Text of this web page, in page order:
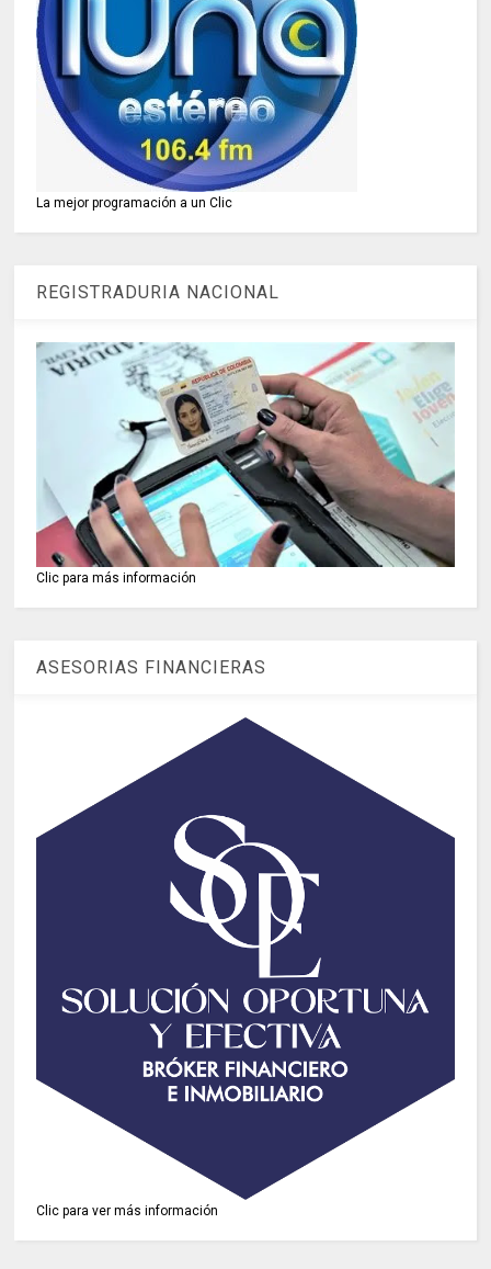
La mejor programación a un Clic
REGISTRADURIA NACIONAL
Clic para más información
ASESORIAS FINANCIERAS
Clic para ver más información